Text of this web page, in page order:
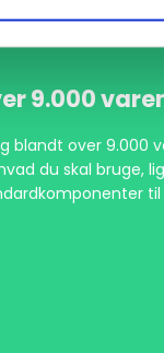
9.000
blandt over 9.000
du skal bruge,